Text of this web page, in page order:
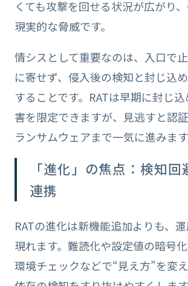
くても攻撃を回せる状況が広がり
現実的な脅威です。
情シスとして重要なのは、入口で
に寄せず、侵入後の検知と封じ込
することです。RATは早期に封じ
害を限定できますが、見逃すと認
ランサムウェアまで一気に進みます
「進化」の焦点：検知回
連携
RATの進化は新機能追加よりも、
現れます。難読化や設定値の暗号化
環境チェックなどで“見え方”を変